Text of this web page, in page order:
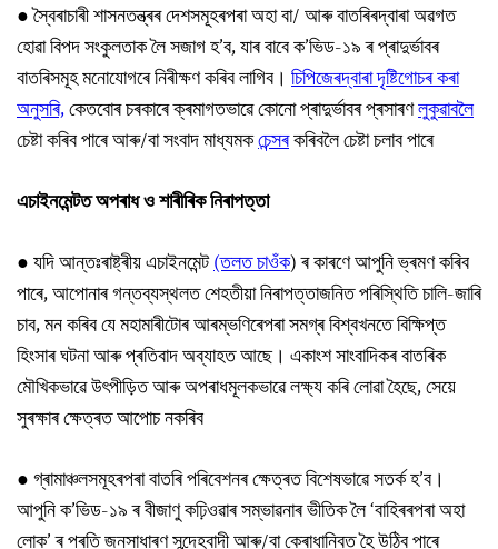
● স্বৈৰাচাৰী শাসনতন্ত্ৰৰ দেশসমূহৰপৰা অহা বা/ আৰু বাতৰিৰদ্বাৰা অৱগত
হোৱা বিপদ সংকুলতাক লৈ সজাগ হ’ব, যাৰ বাবে ক’ভিড-১৯ ৰ প্ৰাদুৰ্ভাবৰ
বাতৰিসমূহ মনোযোগৰে নিৰীক্ষণ কৰিব লাগিব। চিপিজেৰদ্বাৰা দৃষ্টিগোচৰ কৰা
অনুসৰি,কেতবোৰ চৰকাৰে ক্ৰমাগতভাৱে কোনো প্ৰাদুৰ্ভাবৰ প্ৰসাৰণলুকুৱাবলৈ
চেষ্টা কৰিব পাৰে আৰু/বা সংবাদ মাধ্যমকচেন্সৰকৰিবলৈ চেষ্টা চলাব পাৰে
এচাইনমেন্টত অপৰাধ ও শাৰীৰিক নিৰাপত্তা
● যদি আন্তঃৰাষ্ট্ৰীয় এচাইনমেন্ট(তলত চাওঁক) ৰ কাৰণে আপুনি ভ্ৰমণ কৰিব
পাৰে, আপোনাৰ গন্তব্যস্থলত শেহতীয়া নিৰাপত্তাজনিত পৰিস্থিতি চালি-জাৰি
চাব, মন কৰিব যে মহামাৰীটোৰ আৰম্ভণিৰেপৰা সমগ্ৰ বিশ্বখনতে বিক্ষিপ্ত
হিংসাৰ ঘটনা আৰু প্ৰতিবাদ অব্যাহত আছে। একাংশ সাংবাদিকৰ বাতৰিক
মৌখিকভাৱে উৎপীড়িত আৰু অপৰাধমূলকভাৱে লক্ষ্য কৰি লোৱা হৈছে, সেয়ে
সুৰক্ষাৰ ক্ষেত্ৰত আপোচ নকৰিব
● গ্ৰামাঞ্চলসমূহৰপৰা বাতৰি পৰিবেশনৰ ক্ষেত্ৰত বিশেষভাৱে সতৰ্ক হ’ব।
আপুনি ক’ভিড-১৯ ৰ বীজাণু কঢ়িওৱাৰ সম্ভাৱনাৰ ভীতিক লৈ ‘বাহিৰৰপৰা অহা